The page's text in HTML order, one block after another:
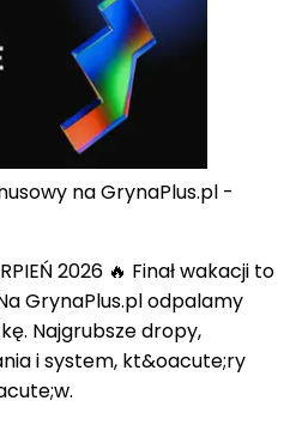
na GrynaPlus.pl -
2026 🔥 Finał wakacji to
GrynaPlus.pl odpalamy
Najgrubsze dropy,
i system, kt&oacute;ry